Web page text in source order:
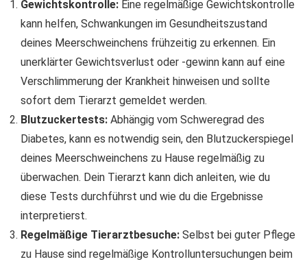
Gewichtskontrolle: Eine regelmäßige Gewichtskontrolle
kann helfen, Schwankungen im Gesundheitszustand
deines Meerschweinchens frühzeitig zu erkennen. Ein
unerklärter Gewichtsverlust oder -gewinn kann auf eine
Verschlimmerung der Krankheit hinweisen und sollte
sofort dem Tierarzt gemeldet werden.
Blutzuckertests: Abhängig vom Schweregrad des
Diabetes, kann es notwendig sein, den Blutzuckerspiegel
deines Meerschweinchens zu Hause regelmäßig zu
überwachen. Dein Tierarzt kann dich anleiten, wie du
diese Tests durchführst und wie du die Ergebnisse
interpretierst.
Regelmäßige Tierarztbesuche: Selbst bei guter Pflege
zu Hause sind regelmäßige Kontrolluntersuchungen beim